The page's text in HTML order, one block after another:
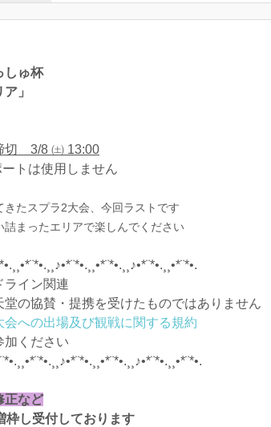
しゅ杯
」
切 3/8 ㈯ 13:00
トは使用しません
きたスプラ2大会、今回ラストです
詰まったエリアで楽しんでください
ライン関連
堂の協賛・提携を受けたものではありません
会への出場及び観戦に関する規約
加ください
正など
枠し受付しております